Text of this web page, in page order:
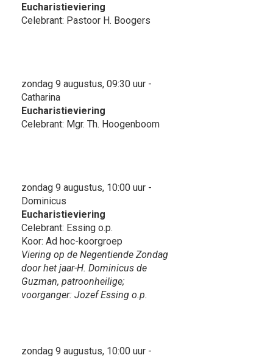
Eucharistieviering
Celebrant: Pastoor H. Boogers
zondag 9 augustus, 09:30 uur -
Catharina
Eucharistieviering
Celebrant: Mgr. Th. Hoogenboom
zondag 9 augustus, 10:00 uur -
Dominicus
Eucharistieviering
Celebrant: Essing o.p.
Koor: Ad hoc-koorgroep
Viering op de Negentiende Zondag
door het jaar-H. Dominicus de
Guzman, patroonheilige;
voorganger: Jozef Essing o.p.
zondag 9 augustus, 10:00 uur -